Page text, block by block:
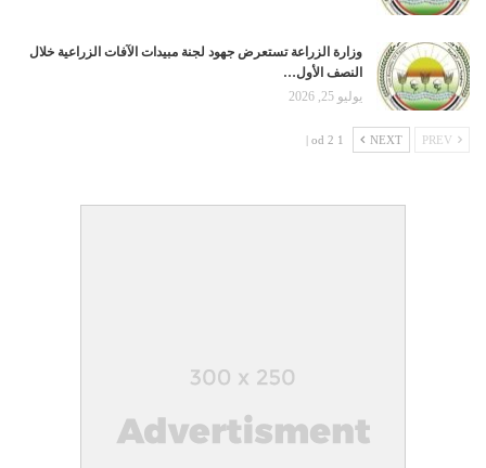
وزارة الزراعة تستعرض جهود لجنة مبيدات الآفات الزراعية خلال
النصف الأول…
يوليو 25, 2026
NEXT
1 od 2 |